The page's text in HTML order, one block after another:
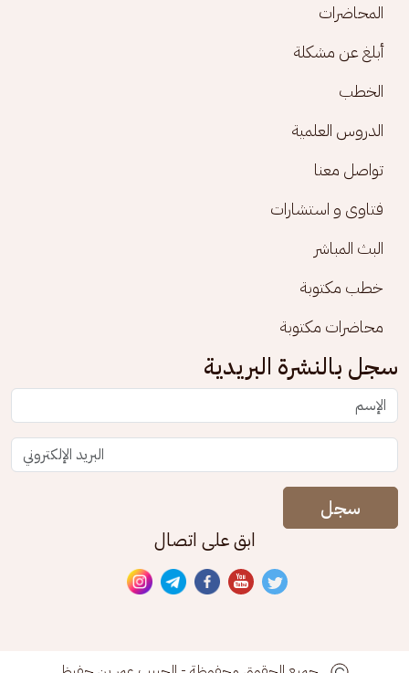
المحاضرات
أبلغ عن مشكلة
الخطب
الدروس العلمية
تواصل معنا
فتاوى و استشارات
البث المباشر
خطب مكتوبة
محاضرات مكتوبة
سجل بالنشرة البريدية
سجل
ابق على اتصال